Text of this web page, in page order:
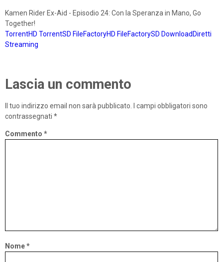
Kamen Rider Ex-Aid - Episodio 24: Con la Speranza in Mano, Go
Together!
TorrentHD TorrentSD FileFactoryHD FileFactorySD DownloadDiretti
Streaming
Lascia un commento
Il tuo indirizzo email non sarà pubblicato.
I campi obbligatori sono
contrassegnati *
Commento *
Nome*